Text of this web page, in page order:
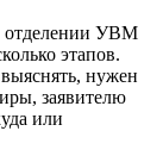
отделении УВМ
этапов.
нужен
заявителю
или